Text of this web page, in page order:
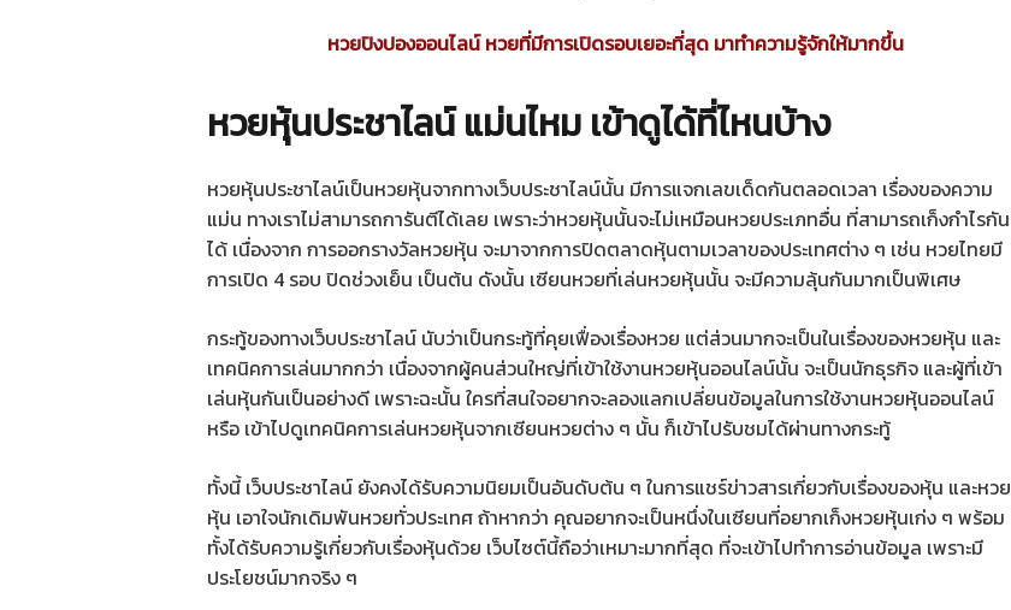
หวยปิงปองออนไลน์ หวยที่มีการเปิดรอบเยอะที่สุด มาทำความรู้จักให้มากขึ้น
หวยหุ้นประชาไลน์ แม่นไหม เข้าดูได้ที่ไหนบ้าง
หวยหุ้นประชาไลน์เป็นหวยหุ้นจากทางเว็บประชาไลน์นั้น มีการแจกเลขเด็ดกันตลอดเวลา เรื่องของความ
แม่น ทางเราไม่สามารถการันตีได้เลย เพราะว่าหวยหุ้นนั้นจะไม่เหมือนหวยประเภทอื่น ที่สามารถเก็งกำไรกัน
ได้ เนื่องจาก การออกรางวัลหวยหุ้น จะมาจากการปิดตลาดหุ้นตามเวลาของประเทศต่าง ๆ เช่น หวยไทยมี
การเปิด 4 รอบ ปิดช่วงเย็น เป็นต้น ดังนั้น เซียนหวยที่เล่นหวยหุ้นนั้น จะมีความลุ้นกันมากเป็นพิเศษ
กระทู้ของทางเว็บประชาไลน์ นับว่าเป็นกระทู้ที่คุยเฟื่องเรื่องหวย แต่ส่วนมากจะเป็นในเรื่องของหวยหุ้น และ
เทคนิคการเล่นมากกว่า เนื่องจากผู้คนส่วนใหญ่ที่เข้าใช้งานหวยหุ้นออนไลน์นั้น จะเป็นนักธุรกิจ และผู้ที่เข้า
เล่นหุ้นกันเป็นอย่างดี เพราะฉะนั้น ใครที่สนใจอยากจะลองแลกเปลี่ยนข้อมูลในการใช้งานหวยหุ้นออนไลน์
หรือ เข้าไปดูเทคนิคการเล่นหวยหุ้นจากเซียนหวยต่าง ๆ นั้น ก็เข้าไปรับชมได้ผ่านทางกระทู้
ทั้งนี้ เว็บประชาไลน์ ยังคงได้รับความนิยมเป็นอันดับต้น ๆ ในการแชร์ข่าวสารเกี่ยวกับเรื่องของหุ้น และหวย
หุ้น เอาใจนักเดิมพันหวยทั่วประเทศ ถ้าหากว่า คุณอยากจะเป็นหนึ่งในเซียนที่อยากเก็งหวยหุ้นเก่ง ๆ พร้อม
ทั้งได้รับความรู้เกี่ยวกับเรื่องหุ้นด้วย เว็บไซต์นี้ถือว่าเหมาะมากที่สุด ที่จะเข้าไปทำการอ่านข้อมูล เพราะมี
ประโยชน์มากจริง ๆ